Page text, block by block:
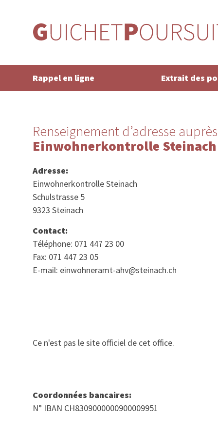
Rappel en ligne Extrait des
Renseignement d’adresse
Einwohnerkontrolle Steinach
Adresse:
Einwohnerkontrolle Steinach
Schulstrasse 5
9323 Steinach
Contact:
Téléphone: 071 447 23 00
Fax: 071 447 23 05
E-mail: einwohneramt-ahv@steinach.ch
Ce n'est pas le site officiel de cet office.
Coordonnées bancaires:
N° IBAN CH8309000000900009951